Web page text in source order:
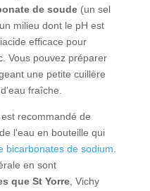
de soude(un sel
milieu dont le pH est
efficace pour
Vous pouvez préparer
une petite cuillère
fraîche.
recommandé de
l'eau en bouteille qui
bicarbonates de sodium.
en sont
que St Yorre, Vichy